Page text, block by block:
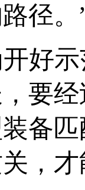
径
好示
要
备
，